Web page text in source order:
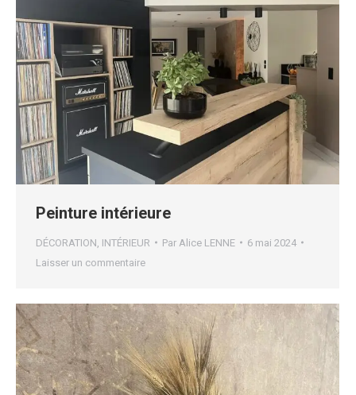
Peinture intérieure
DÉCORATION INTÉRIEUR Par Alice LENNE
6 mai 2024
Laisser un commentaire